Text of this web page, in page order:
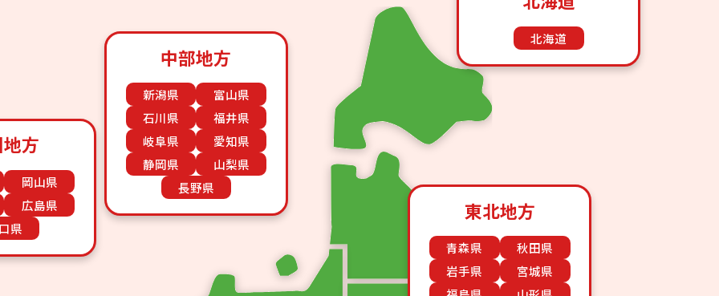
北海道
東北地方
青森県
秋田県
岩手県
宮城県
中部地方
新潟県
富山県
石川県
福井県
岐阜県
愛知県
静岡県
山梨県
長野県
方
岡山県
広島県
県